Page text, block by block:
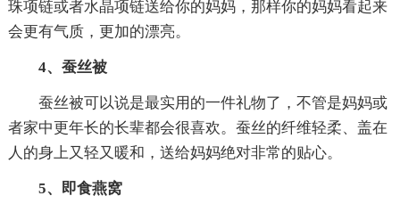
珠项链或者水晶项链送给你的妈妈，那样你的妈妈看起来
会更有气质，更加的漂亮。
4、蚕丝被
蚕丝被可以说是最实用的一件礼物了，不管是妈妈或
者家中更年长的长辈都会很喜欢。蚕丝的纤维轻柔、盖在
人的身上又轻又暖和，送给妈妈绝对非常的贴心。
5、即食燕窝